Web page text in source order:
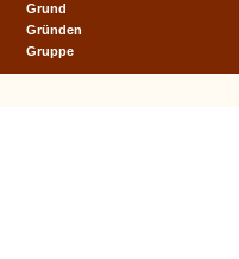
Grund
Gründen
Gruppe